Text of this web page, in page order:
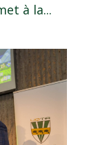
à la...